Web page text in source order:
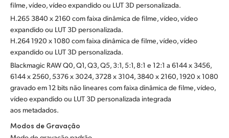
filme, vídeo, vídeo expandido ou LUT 3D personalizada.
H.265 3840 x 2160 com faixa dinâmica de filme, vídeo, vídeo
expandido ou LUT 3D personalizada.
H.264 1920 x 1080 com faixa dinâmica de filme, vídeo, vídeo
expandido ou LUT 3D personalizada.
Blackmagic RAW Q0, Q1, Q3, Q5, 3:1, 5:1, 8:1 e 12:1 a 6144 x 3456,
6144 x 2560, 5376 x 3024, 3728 x 3104, 3840 x 2160, 1920 x 1080
gravado em 12 bits não lineares com faixa dinâmica de filme, vídeo,
vídeo expandido ou LUT 3D personalizada integrada
aos metadados.
Modos de Gravação